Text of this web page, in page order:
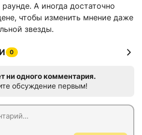
А иногда достаточно
чтобы изменить мнение даже
звезды.
0
ни одного комментария.
обсуждение первым!